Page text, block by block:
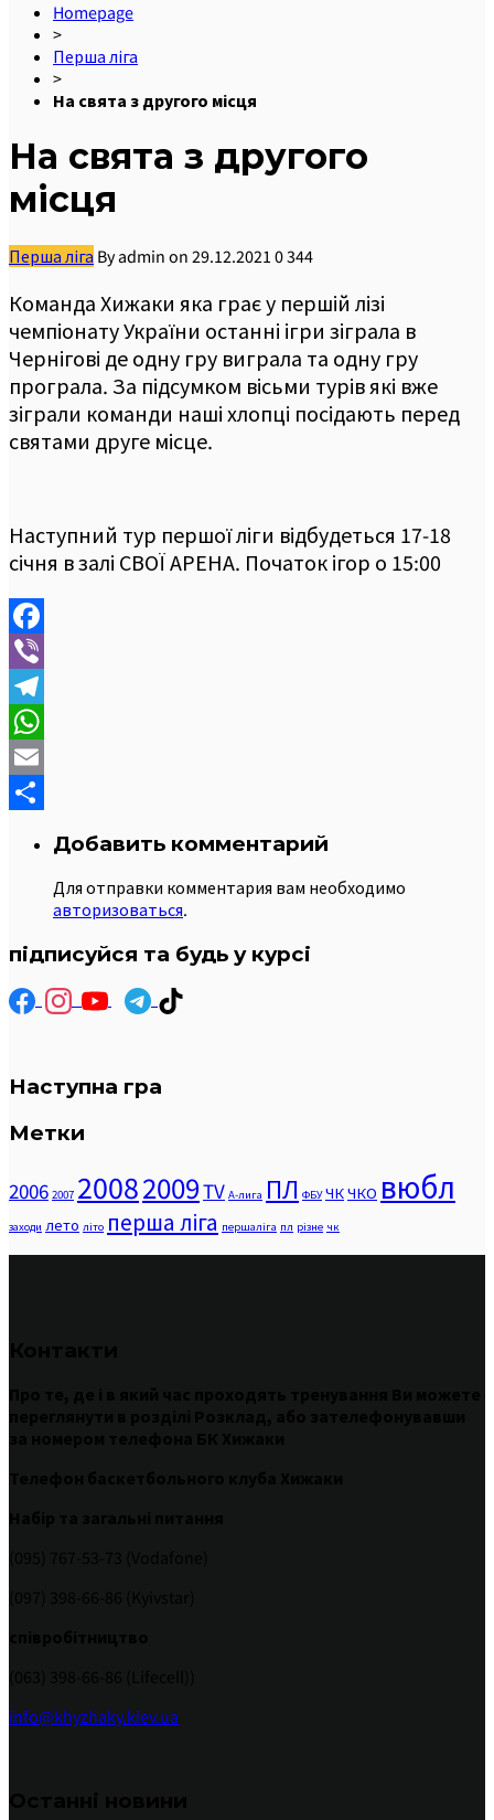
Homepage
>
Перша ліга
>
На свята з другого місця
На свята з другого
місця
Перша ліга Byadmin on 29.12.2021 0344
Команда Хижаки яка грає у першій лізі
чемпіонату України останні ігри зіграла в
Чернігові де одну гру виграла та одну гру
програла. За підсумком вісьми турів які вже
зіграли команди наші хлопці посідають перед
святами друге місце.
Наступний тур першої ліги відбудеться 17-18
січня в залі СВОЇ АРЕНА. Початок ігор о 15:00
Facebook
Viber
Telegram
WhatsApp
Email
Добавить комментарий
Для отправки комментария вам необходимо
авторизоваться.
підписуйся та будь у курсі
Наступна гра
Метки
2006 2007 20082009TV А-лига ПЛ ФБУ ЧКЧКО вюбл
заходи лето літо перша ліга першаліга пл різне чк
info@khyzhaky.kiev.ua